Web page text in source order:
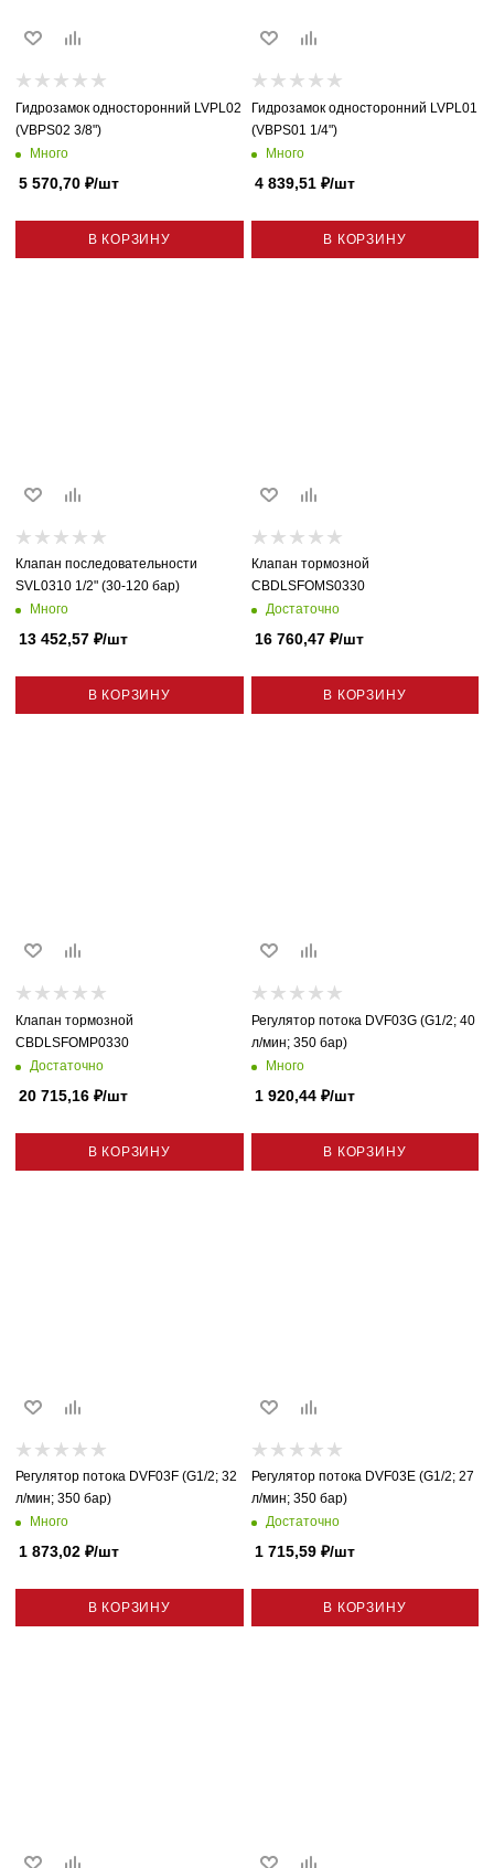
Гидрозамок односторонний LVPL02
(VBPS02 3/8")
Много
5 570,70 ₽/шт
В КОРЗИНУ
Гидрозамок односторонний LVPL01
(VBPS01 1/4")
Много
4 839,51₽/шт
В КОРЗИНУ
Клапан последовательности
SVL0310 1/2" (30-120 бар)
Много
13 452,57 ₽/шт
В КОРЗИНУ
Клапан тормозной
CBDLSFOMS0330
Достаточно
16 760,47₽/шт
В КОРЗИНУ
Клапан тормозной
CBDLSFOMP0330
Достаточно
20 715,16 ₽/шт
В КОРЗИНУ
Регулятор потока DVF03G (G1/2; 40
л/мин; 350 бар)
Много
1 920,44₽/шт
В КОРЗИНУ
Регулятор потока DVF03F (G1/2; 32
л/мин; 350 бар)
Много
1 873,02 ₽/шт
В КОРЗИНУ
Регулятор потока DVF03E (G1/2; 27
л/мин; 350 бар)
Достаточно
1 715,59₽/шт
В КОРЗИНУ